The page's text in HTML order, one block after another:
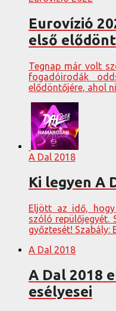
Eurovízió
első
Tegnap már volt
fogadóirodák
elődöntőjére, ahol
A Dal 2018
Ki legyen A
Eljött az idő, hogy
szóló repülőjegyét.
győztesét! Szabály:
A Dal 2018
A Dal 2018
esélyesei